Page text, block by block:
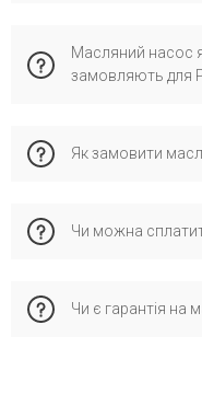
уточнити через VIN-
фахівці безкоштовно
Масляний насос
замовляють для
надійні, сертифіковані
Як замовити
📞 Або зателефонуйте
Ми обов'язково
терміни доставки.
Чи можна
читайте у розділі
Чи є гарантія на